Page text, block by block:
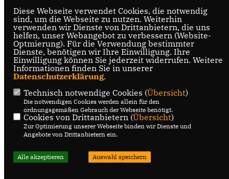
Diese Webseite verwendet Cookies, die notwendig
sind, um die Webseite zu nutzen. Weiterhin
verwenden wir Dienste von Drittanbietern, die uns
helfen, unser Webangebot zu verbessern (Website-
Optmierung). Für die Verwendung bestimmter
Dienste, benötigen wir Ihre Einwilligung. Ihre
Einwilligung können Sie jederzeit widerrufen. Weitere
Informationen finden Sie in unserer
Datenschutzerklärung.
Technisch notwendige Cookies (Übersicht)
Die notwendigen Cookies werden allein für den
ordnungsgemäßen Gebrauch der Webseite benötigt.
Cookies von Drittanbietern (Übersicht)
Zur Optimierung unserer Webseite binden wir Dienste und
Angebote von Drittanbietern ein.
Alle akzeptieren Auswahl speichern